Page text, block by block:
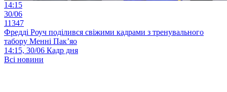
14:15
30/06
11347
Фредді Роуч поділився свіжими кадрами з тренувального
табору Менні Пак’яо
14:15, 30/06 Кадр дня
Всі новини